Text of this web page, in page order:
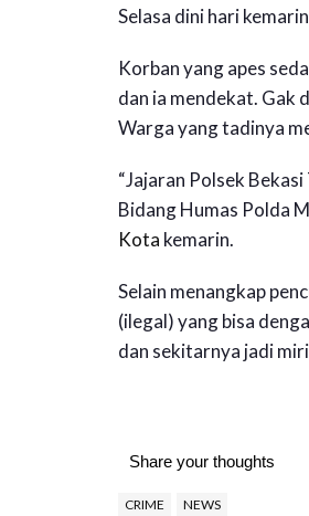
Selasa dini hari
Korban yang apes
dan ia mendekat. Gak
Warga yang tadinya
“Jajaran Polsek
Bidang Humas Polda
Kota kemarin.
Selain menangkap
(ilegal) yang bisa
dan sekitarnya jadi
Share your thoughts
CRIME NEWS